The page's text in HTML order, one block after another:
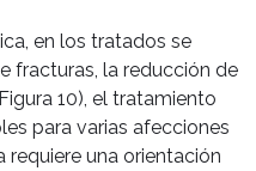
en los tratados se
fracturas, la reducción de
10), el tratamiento
para varias afecciones
requiere una orientación